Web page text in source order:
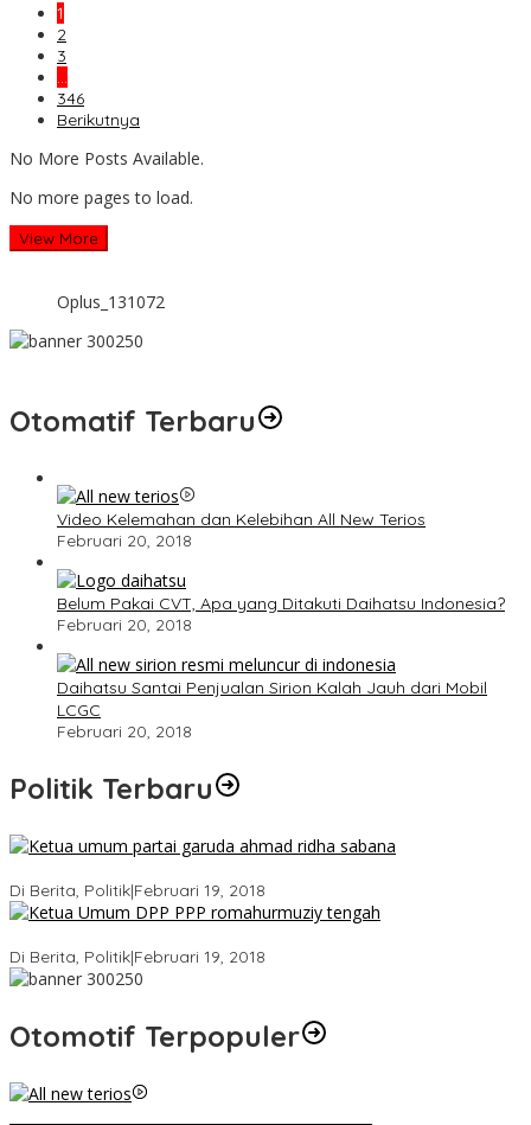
1
2
3
…
346
Berikutnya
No More Posts Available.
No more pages to load.
View More
Oplus_131072
Otomatif Terbaru
Video Kelemahan dan Kelebihan All New Terios
Februari 20, 2018
Belum Pakai CVT, Apa yang Ditakuti Daihatsu Indonesia?
Februari 20, 2018
Daihatsu Santai Penjualan Sirion Kalah Jauh dari Mobil
LCGC
Februari 20, 2018
Politik Terbaru
Di Berita, Politik|Februari 19, 2018
Di Berita, Politik|Februari 19, 2018
Otomotif Terpopuler